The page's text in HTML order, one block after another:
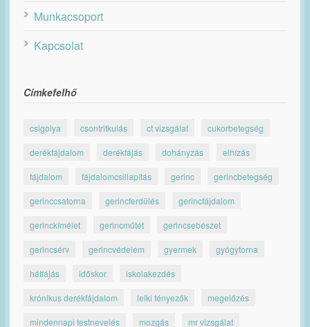
Munkacsoport
Kapcsolat
Címkefelhő
csigolya csontritkulás ct vizsgálat cukorbetegség
derékfájdalom derékfájás dohányzás elhízás
fájdalom fájdalomcsillapítás gerinc gerincbetegség
gerinccsatorna gerincferdülés gerincfájdalom
gerinckímélet gerincműtét gerincsebészet
gerincsérv gerincvédelem gyermek gyógytorna
hátfájás időskor iskolakezdés
krónikus derékfájdalom lelki tényezők megelőzés
mindennapi testnevelés mozgás mr vizsgálat